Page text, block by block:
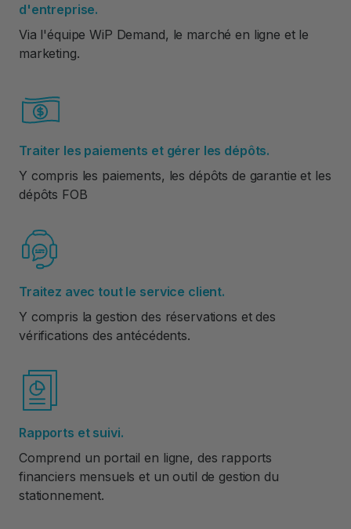
d'entreprise.
Via l'équipe WiP Demand, le marché en ligne et le
marketing.
Traiter les paiements et gérer les dépôts.
Y compris les paiements, les dépôts de garantie et les
dépôts FOB
Traitez avec tout le service client.
Y compris la gestion des réservations et des
vérifications des antécédents.
Rapports et suivi.
Comprend un portail en ligne, des rapports
financiers mensuels et un outil de gestion du
stationnement.